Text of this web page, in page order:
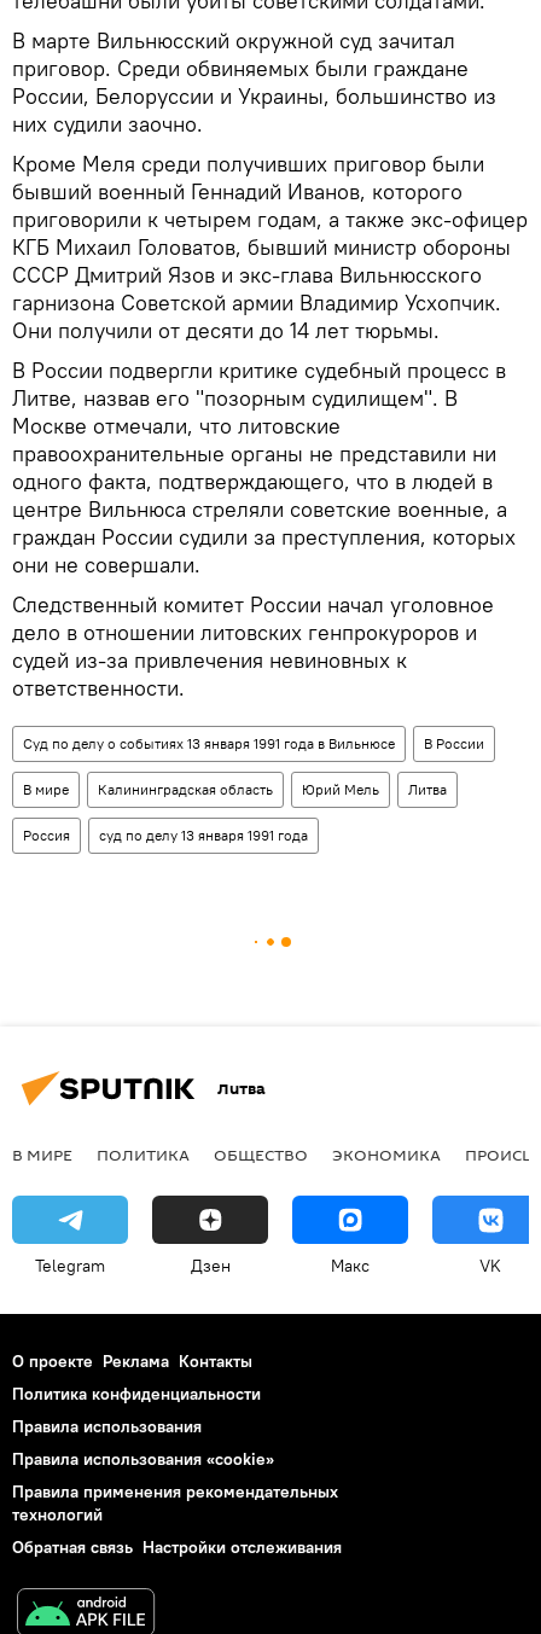
В марте Вильнюсский окружной суд зачитал
приговор. Среди обвиняемых были граждане
России, Белоруссии и Украины, большинство из
них судили заочно.
Кроме Меля среди получивших приговор были
бывший военный Геннадий Иванов, которого
приговорили к четырем годам, а также экс-офицер
КГБ Михаил Головатов, бывший министр обороны
СССР Дмитрий Язов и экс-глава Вильнюсского
гарнизона Советской армии Владимир Усхопчик.
Они получили от десяти до 14 лет тюрьмы.
В России подвергли критике судебный процесс в
Литве, назвав его "позорным судилищем". В
Москве отмечали, что литовские
правоохранительные органы не представили ни
одного факта, подтверждающего, что в людей в
центре Вильнюса стреляли советские военные, а
граждан России судили за преступления, которых
они не совершали.
Следственный комитет России начал уголовное
дело в отношении литовских генпрокуроров и
судей из-за привлечения невиновных к
ответственности.
Суд по делу о событиях 13 января 1991 года в Вильнюсе В России
В мире Калининградская область Юрий Мель Литва
Россия суд по делу 13 января 1991 года
Литва
В МИРЕ ПОЛИТИКА ОБЩЕСТВО ЭКОНОМИКА
Telegram Дзен Макс VK
О проекте Реклама Контакты
Политика конфиденциальности
Правила использования
Правила использования «cookie»
Правила применения рекомендательных
технологий
Обратная связь Настройки отслеживания